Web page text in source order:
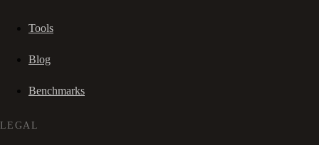
Tools
Blog
Benchmarks
LEGAL